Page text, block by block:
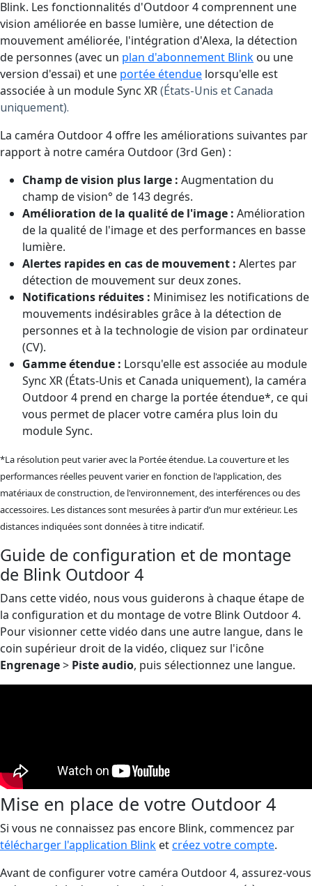
Blink. Les fonctionnalités d'Outdoor 4 comprennent une
vision améliorée en basse lumière, une détection de
mouvement améliorée, l'intégration d'Alexa, la détection
de personnes (avec un plan d'abonnement Blink ou une
version d'essai) et une portée étendue lorsqu'elle est
associée à un module Sync XR(États-Unis et Canada
uniquement).
La caméra Outdoor 4 offre les améliorations suivantes par
rapport à notre caméra Outdoor (3rd Gen) :
Champ de vision plus large : Augmentation du
champ de vision° de 143 degrés.
Amélioration de la qualité de l'image : Amélioration
de la qualité de l'image et des performances en basse
lumière.
Alertes rapides en cas de mouvement : Alertes par
détection de mouvement sur deux zones.
Notifications réduites : Minimisez les notifications de
mouvements indésirables grâce à la détection de
personnes et à la technologie de vision par ordinateur
(CV).
Gamme étendue : Lorsqu'elle est associée au module
Sync XR (États-Unis et Canada uniquement), la caméra
Outdoor 4 prend en charge la portée étendue*, ce qui
vous permet de placer votre caméra plus loin du
module Sync.
*La résolution peut varier avec la Portée étendue. La couverture et les
performances réelles peuvent varier en fonction de l'application, des
matériaux de construction, de l'environnement, des interférences ou des
accessoires. Les distances sont mesurées à partir d’un mur extérieur. Les
distances indiquées sont données à titre indicatif.
Guide de configuration et de montage
de Blink Outdoor 4
Dans cette vidéo, nous vous guiderons à chaque étape de
la configuration et du montage de votre Blink Outdoor 4.
Pour visionner cette vidéo dans une autre langue, dans le
coin supérieur droit de la vidéo, cliquez sur l'icône
Engrenage> Piste audio, puis sélectionnez une langue.
Mise en place de votre Outdoor 4
Si vous ne connaissez pas encore Blink, commencez par
télécharger l'application Blink etcréez votre compte.
Avant de configurer votre caméra Outdoor 4, assurez-vous